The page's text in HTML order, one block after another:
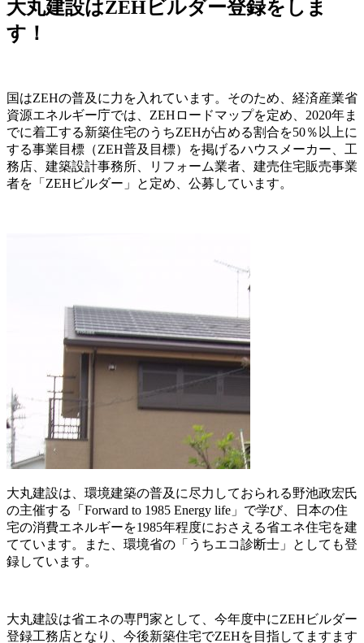
大丸建設はZEHビルダー登録をしま
す！
国はZEHの普及に力を入れています。そのため、経済産業省
資源エネルギー庁では、ZEHロードマップを定め、2020年ま
でに着工する新築住宅のうちZEHが占める割合を50％以上に
する事業目標（ZEH普及目標）を掲げるハウスメーカー、工
務店、建築設計事務所、リフォーム業者、建売住宅販売事業
者を「ZEHビルダー」と定め、公募しています。
大丸建設は、環境建築の普及に尽力しておられる野池政宏氏
の主催する「Forward to 1985 Energy life」で学び、日本の住
宅の消費エネルギーを1985年程度におさえる省エネ住宅を建
てています。また、環境省の「うちエコ診断士」としても登
録しています。
大丸建設は省エネの専門家として、今年度中にZEHビルダー
登録工務店となり、今後新築住宅でZEHを目指してますます